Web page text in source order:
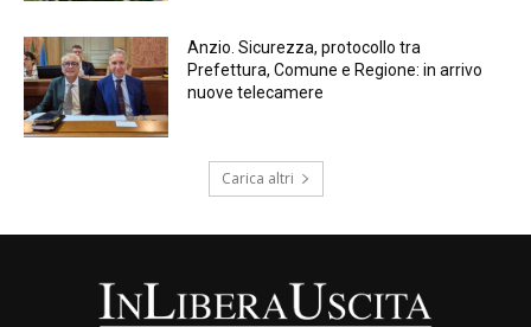
Anzio. Sicurezza, protocollo tra
Prefettura, Comune e Regione: in arrivo
nuove telecamere
Carica altri